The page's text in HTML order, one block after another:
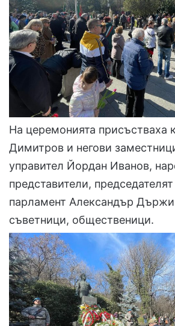
На церемонията присъстваха
Димитров и негови
управител Йордан Иванов,
представители,
парламент Александър
съветници, общественици.